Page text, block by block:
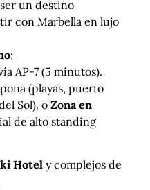
un destino
con Marbella en lujo
:
AP-7 (5 minutos).
(playas, puerto
Sol). o Zona en
de alto standing
Hotel y complejos de